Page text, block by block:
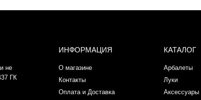
не
ГК
ИНФОРМАЦИЯ
О магазине
Контакты
Оплата и Доставка
КАТАЛОГ
Арбалеты
Луки
Аксессуары